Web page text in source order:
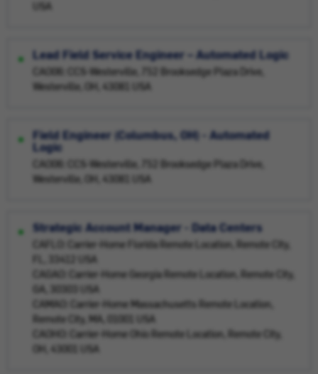
USA
Lead Field Service Engineer – Automated Logic
CAO06: CCS-Westerville, 752 Brooksedge Plaza Drive,
Westerville, OH, 43081 USA
Field Engineer (Columbus, OH) - Automated
Logic
CAO06: CCS-Westerville, 752 Brooksedge Plaza Drive,
Westerville, OH, 43081 USA
Strategic Account Manager - Data Centers
CAFLO: Carrier-Home Florida Remote Location, Remote City,
FL, 33412 USA
CAGAO: Carrier-Home Georgia Remote Location, Remote City,
GA, 30303 USA
CAMAO: Carrier-Home Massachusetts Remote Location,
Remote City, MA, 01001 USA
CAOHO: Carrier-Home Ohio Remote Location, Remote City,
OH, 43001 USA